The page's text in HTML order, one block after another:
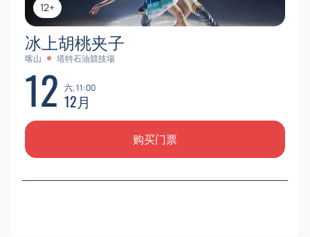
12+
冰上胡桃夹子
喀山 塔特石油競技場
12 六, 11:00
12月
购买门票